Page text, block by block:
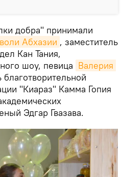
добра" принимали
Абхазии , заместитель
Кан Тания,
шоу, певица Валерия
благотворительной
"Киараз" Камма Гопия
Эдгар Гвазава.